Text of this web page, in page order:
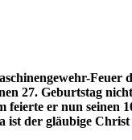
Feuer
27. Geburtstag
feierte er nun seinen
ist der gläubige